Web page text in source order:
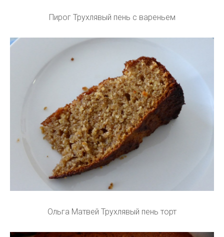
Пирог Трухлявый пень с вареньем
Ольга Матвей Трухлявый пень торт